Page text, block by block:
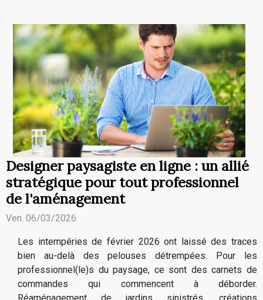
Designer paysagiste en ligne : un allié
stratégique pour tout professionnel
de l'aménagement
Ven. 06/03/2026
Les intempéries de février 2026 ont laissé des traces
bien au-delà des pelouses détrempées. Pour les
professionnel(le)s du paysage, ce sont des carnets de
commandes qui commencent à déborder.
Réaménagement de jardins sinistrés, créations